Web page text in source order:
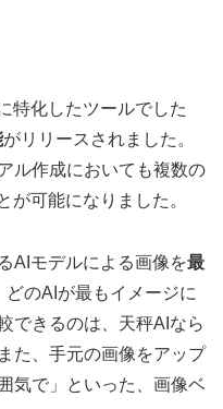
特化したツールでした
がリリースされました。
ル作成においても複数の
が可能になりました。
AIモデルによる画像を最
のAIが最もイメージに
できるのは、天秤AIなら
た、手元の画像をアップ
気で」といった、画像ベ